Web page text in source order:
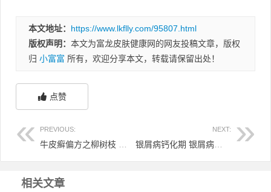
本文地址： https://www.lkflly.com/95807.html
版权声明： 本文为富龙皮肤健康网的网友投稿文章，版权
归 小富富 所有，欢迎分享本文，转载请保留出处！
点赞
PREVIOUS: NEXT:
银屑病钙化期 银屑病变成白斑怎么办
相关文章